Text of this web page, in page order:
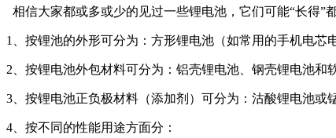
相信大家都或多或少的见过一些锂电池，它们可能“长得
1、按锂池的外形可分为：方形锂电池（如常用的手机电芯
2、按锂电池外包材料可分为：铝壳锂电池、钢壳锂电池和
3、按锂电池正负极材料（添加剂）可分为：沽酸锂电池
4、按不同的性能用途方面分：